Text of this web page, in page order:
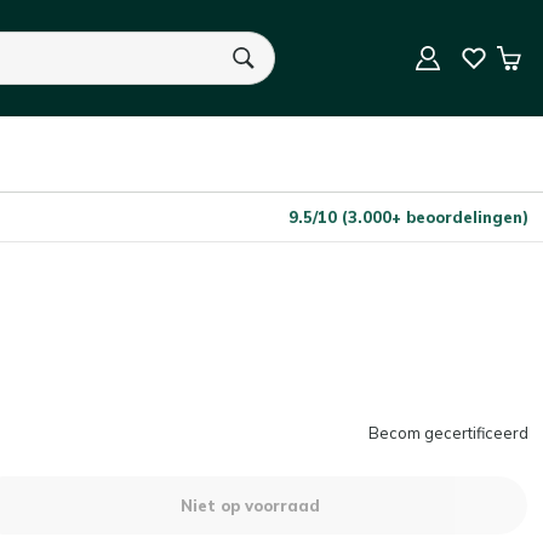
U heeft geen product(en) in uw winkelwagen.
9.5/10 (3.000+ beoordelingen)
Becom gecertificeerd
Niet op voorraad
Niet op voorraad